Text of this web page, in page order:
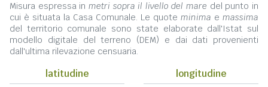
Misura espressa in metri sopra il livello del mare del punto in
cui è situata la Casa Comunale. Le quote minima e massima
del territorio comunale sono state elaborate dall'Istat sul
modello digitale del terreno (DEM) e dai dati provenienti
dall'ultima rilevazione censuaria.
latitudine longitudine